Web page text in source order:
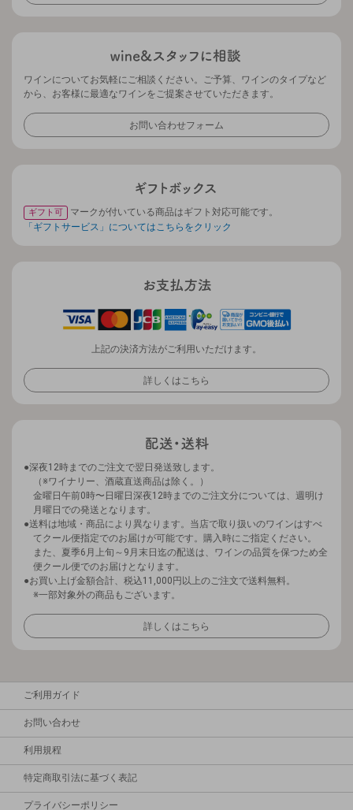
ワインについてお気軽にご相談ください。ご予算、ワインのタイプなど
から、お客様に最適なワインをご提案させていただきます。
お問い合わせフォーム
ギフト可
マークが付いている商品はギフト対応可能です。
「ギフトサービス」についてはこちらをクリック
上記の決済方法がご利用いただけます。
詳しくはこちら
深夜12時までのご注文で翌日発送致します。
（※ワイナリー、酒蔵直送商品は除く。）
金曜日午前0時〜日曜日深夜12時までのご注文分については、週明け
月曜日での発送となります。
送料は地域・商品により異なります。当店で取り扱いのワインはすべ
てクール便指定でのお届けが可能です。購入時にご指定ください。
また、夏季6月上旬～9月末日迄の配送は、ワインの品質を保つため全
便クール便でのお届けとなります。
お買い上げ金額合計、税込11,000円以上のご注文で送料無料。
※一部対象外の商品もございます。
詳しくはこちら
ご利用ガイド
お問い合わせ
利用規程
特定商取引法に基づく表記
プライバシーポリシー